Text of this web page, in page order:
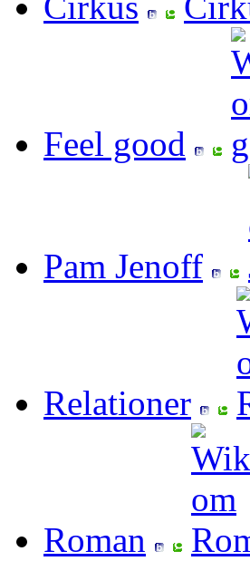
Feel good
Pam Jenoff
Relationer
Roman